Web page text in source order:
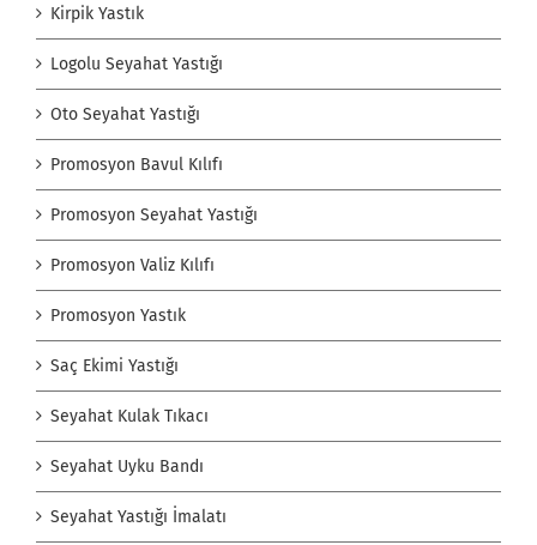
Kirpik Yastık
Logolu Seyahat Yastığı
Oto Seyahat Yastığı
Promosyon Bavul Kılıfı
Promosyon Seyahat Yastığı
Promosyon Valiz Kılıfı
Promosyon Yastık
Saç Ekimi Yastığı
Seyahat Kulak Tıkacı
Seyahat Uyku Bandı
Seyahat Yastığı İmalatı